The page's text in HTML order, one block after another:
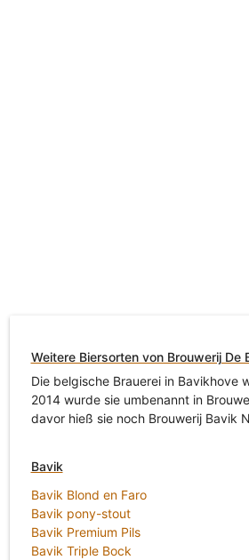
Weitere Biersorten von Brouwerij De
Die belgische Brauerei in Bavikhove
2014 wurde sie umbenannt in
davor hieß sie noch Brouwerij Bavik
Bavik
Bavik Blond en Faro
Bavik pony-stout
Bavik Premium Pils
Bavik Triple Bock